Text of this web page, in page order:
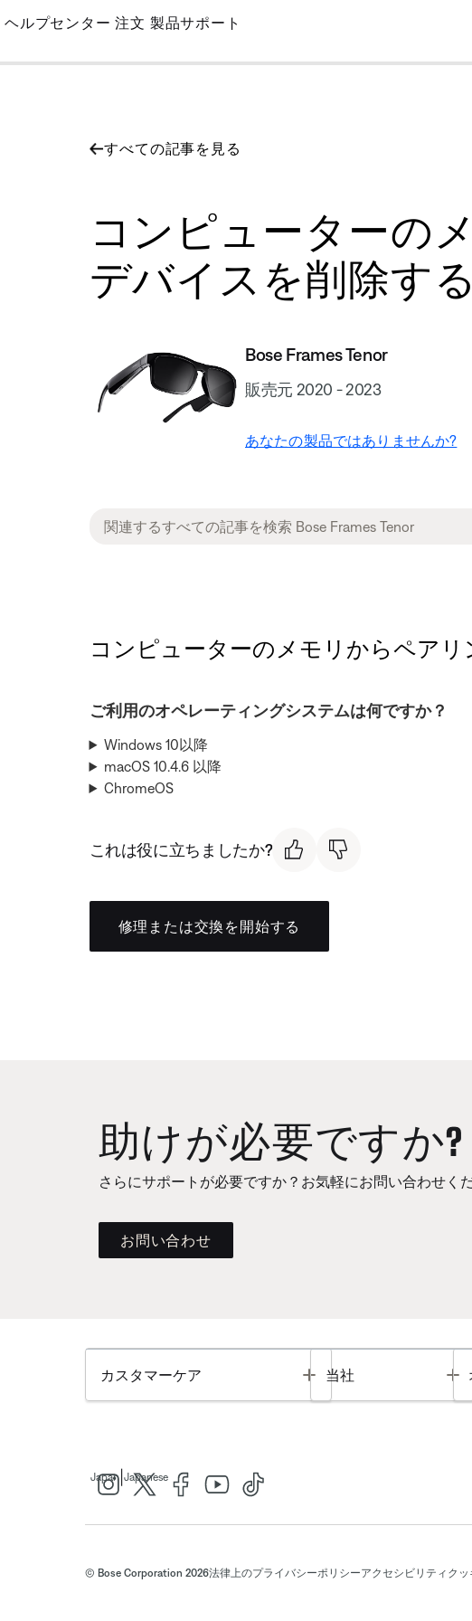
Skip
Main
ヘルプセンター 注文 製品サポート
すべての記事を見る
コンピューターの
デバイスを削除する |
Bose Frames Tenor
販売元 2020 - 2023
あなたの製品ではありませんか?
コンピューターのメモリからペアリ
ご利用のオペレーティングシステムは何ですか？
Windows 10以降
macOS 10.4.6 以降
ChromeOS
これは役に立ちましたか?
修理または交換を開始する
助けが必要ですか?
さらにサポートが必要ですか？お気軽にお問い合わせくだ
お問い合わせ
カスタマーケア Toggle
当社
Japan Japanese
© Bose Corporation 2026法律上のプライバシーポリシーアクセシビリティ クッ